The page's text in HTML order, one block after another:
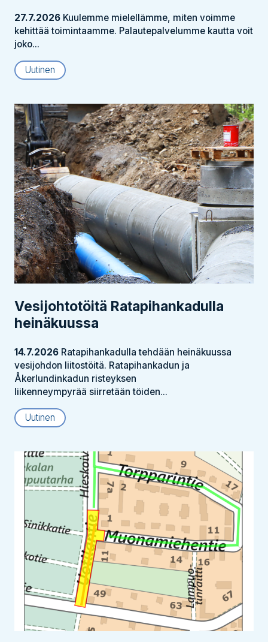
27.7.2026 Kuulemme mielellämme, miten voimme
kehittää toimintaamme. Palautepalvelumme kautta voit
joko...
Uutinen
Vesijohtotöitä Ratapihankadulla
heinäkuussa
14.7.2026 Ratapihankadulla tehdään heinäkuussa
vesijohdon liitostöitä. Ratapihankadun ja
Åkerlundinkadun risteyksen
liikenneympyrää siirretään töiden...
Uutinen